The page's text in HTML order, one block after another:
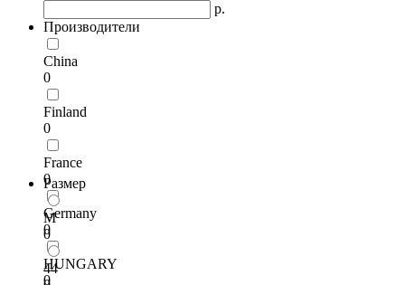
р.
Производители
China
0
Finland
0
France
0
Germany
0
HUNGARY
0
Размер
M
0
44